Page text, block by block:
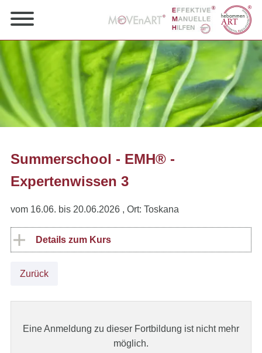
Summerschool - EMH® -
Expertenwissen 3
vom 16.06. bis 20.06.2026 , Ort: Toskana
Details zum Kurs
Zurück
Eine Anmeldung zu dieser Fortbildung ist nicht mehr
möglich.